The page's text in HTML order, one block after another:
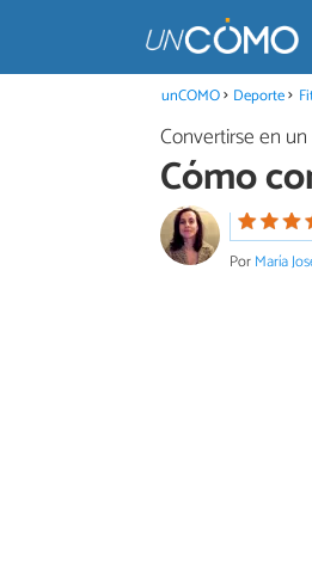
unCOMO Deporte
Convertirse en
Cómo
PorMaría